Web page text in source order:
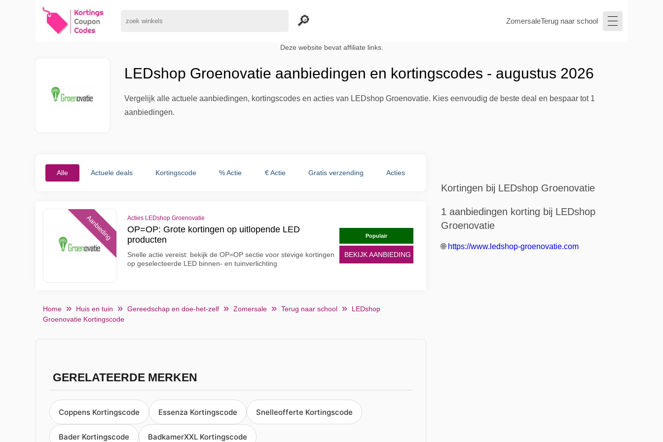
ZomersaleTerug naar school
Deze website bevat affiliate links.
LEDshop Groenovatie aanbiedingen en kortingscodes - augustus 2026
Vergelijk alle actuele aanbiedingen, kortingscodes en acties van LEDshop Groenovatie. Kies eenvoudig de beste deal en bespaar tot 1
aanbiedingen.
Alle Actuele deals Kortingscode % Actie € Actie Gratis verzending Acties
Aanbieding Acties LEDshop Groenovatie
OP=OP: Grote kortingen op uitlopende LED
producten
Snelle actie vereist: bekijk de OP=OP sectie voor stevige kortingen
op geselecteerde LED binnen- en tuinverlichting
Populair
BEKIJK AANBIEDING
Home Huis en tuin Gereedschap en doe-het-zelf Zomersale Terug naar school
LEDshop
Groenovatie Kortingscode
GERELATEERDE MERKEN
Coppens Kortingscode Essenza Kortingscode Snelleofferte Kortingscode
Bader Kortingscode BadkamerXXL Kortingscode
Kortingen bij LEDshop Groenovatie
1 aanbiedingen korting bij LEDshop
Groenovatie
🌐 https://www.ledshop-groenovatie.com